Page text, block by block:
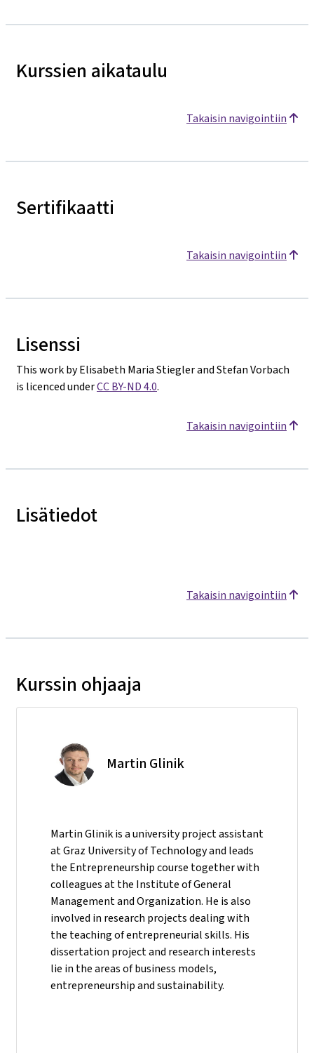
Kurssien aikataulu
Takaisin navigointiin
Sertifikaatti
Takaisin navigointiin
Lisenssi
This work by Elisabeth Maria Stiegler and Stefan Vorbach
is licenced underCC BY-ND 4.0.
Takaisin navigointiin
Lisätiedot
Takaisin navigointiin
Kurssin ohjaaja
Martin Glinik
Martin Glinik is a university project assistant
at Graz University of Technology and leads
the Entrepreneurship course together with
colleagues at the Institute of General
Management and Organization. He is also
involved in research projects dealing with
the teaching of entrepreneurial skills. His
dissertation project and research interests
lie in the areas of business models,
entrepreneurship and sustainability.